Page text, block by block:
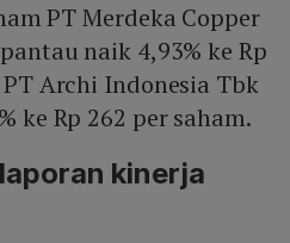
PT Merdeka Copper
naik 4,93% ke Rp
Archi Indonesia Tbk
ke Rp 262 per saham.
kinerja